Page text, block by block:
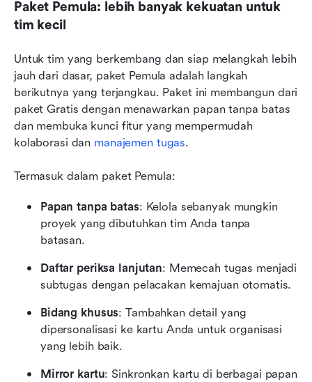
Paket Pemula: lebih banyak kekuatan untuk
tim kecil
Untuk tim yang berkembang dan siap melangkah lebih
jauh dari dasar, paket Pemula adalah langkah
berikutnya yang terjangkau. Paket ini membangun dari
paket Gratis dengan menawarkan papan tanpa batas
dan membuka kunci fitur yang mempermudah
kolaborasi dan manajemen tugas.
Termasuk dalam paket Pemula:
Papan tanpa batas: Kelola sebanyak mungkin
proyek yang dibutuhkan tim Anda tanpa
batasan.
Daftar periksa lanjutan: Memecah tugas menjadi
subtugas dengan pelacakan kemajuan otomatis.
Bidang khusus: Tambahkan detail yang
dipersonalisasi ke kartu Anda untuk organisasi
yang lebih baik.
Mirror kartu: Sinkronkan kartu di berbagai papan